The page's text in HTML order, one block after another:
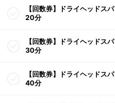
【回数券】ドライヘッドスパ
20分
【回数券】ドライヘッドスパ
30分
【回数券】ドライヘッドスパ
40分